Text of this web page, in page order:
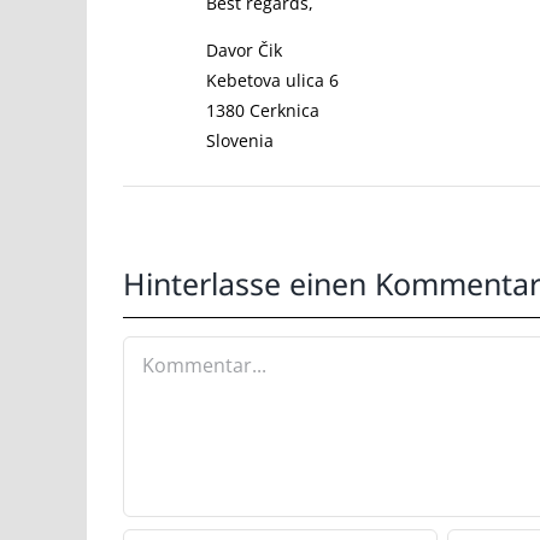
Davor Čik
Kebetova ulica 6
1380 Cerknica
Slovenia
Hinterlasse einen Kommentar